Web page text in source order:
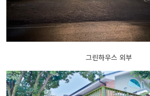
그린하우스 외부